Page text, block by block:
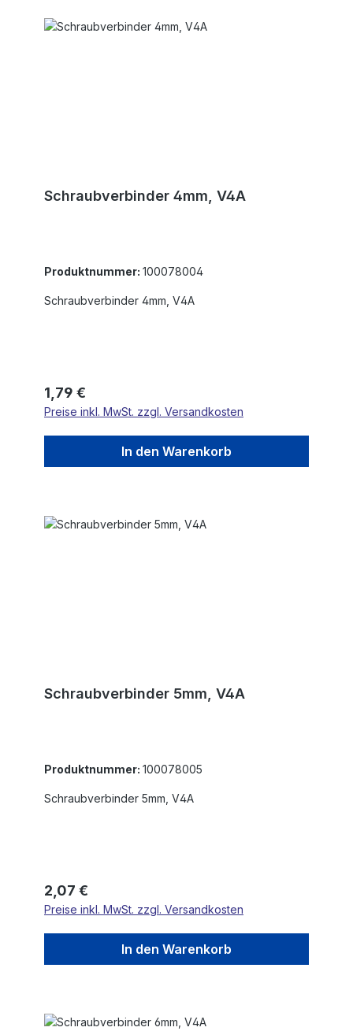
Schraubverbinder 4mm, V4A
Produktnummer: 100078004
Schraubverbinder 4mm, V4A
Regulärer Preis:
1,79 €
Preise inkl. MwSt. zzgl. Versandkosten
In den Warenkorb
Schraubverbinder 5mm, V4A
Produktnummer: 100078005
Schraubverbinder 5mm, V4A
Regulärer Preis:
2,07 €
Preise inkl. MwSt. zzgl. Versandkosten
In den Warenkorb